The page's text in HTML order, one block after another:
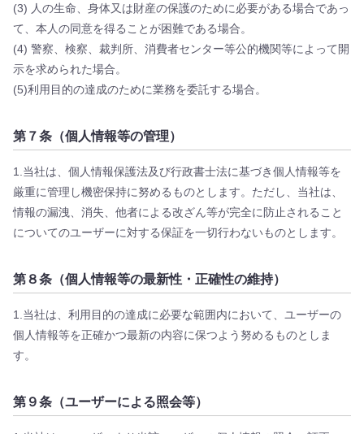
(3) 人の生命、身体又は財産の保護のために必要がある場合であっ
て、本人の同意を得ることが困難である場合。
(4) 警察、検察、裁判所、消費者センター等公的機関等によって開
示を求められた場合。
(5)利用目的の達成のために業務を委託する場合。
第７条（個人情報等の管理）
1.当社は、個人情報保護法及び行政書士法に基づき個人情報等を
厳重に管理し機密保持に努めるものとします。ただし、当社は、
情報の漏洩、消失、他者による改ざん等が完全に防止されること
についてのユーザーに対する保証を一切行わないものとします。
第８条（個人情報等の最新性・正確性の維持）
1.当社は、利用目的の達成に必要な範囲内において、ユーザーの
個人情報等を正確かつ最新の内容に保つよう努めるものとしま
す。
第９条（ユーザーによる照会等）